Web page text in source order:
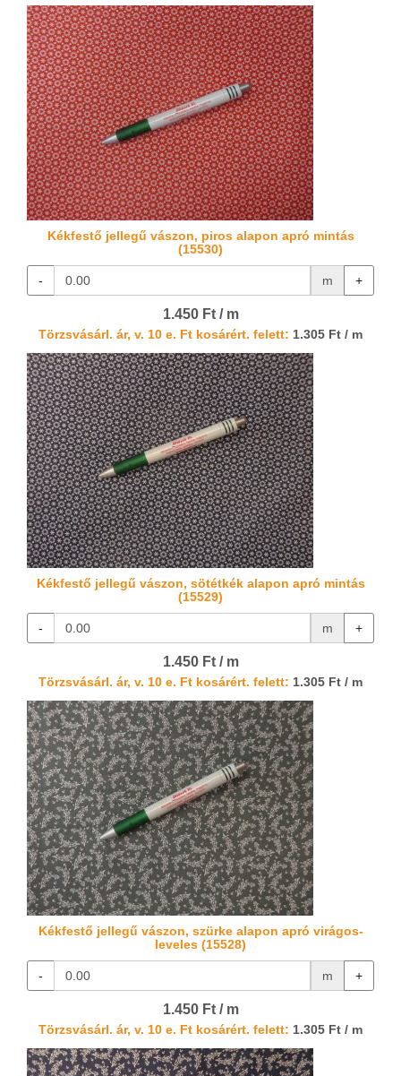
Kékfestő jellegű vászon, piros alapon apró mintás
(15530)
- m +
1.450 Ft / m
Törzsvásárl. ár, v. 10 e. Ft kosárért. felett: 1.305 Ft / m
Kékfestő jellegű vászon, sötétkék alapon apró mintás
(15529)
- m +
1.450 Ft / m
Törzsvásárl. ár, v. 10 e. Ft kosárért. felett: 1.305 Ft / m
Kékfestő jellegű vászon, szürke alapon apró virágos-
leveles (15528)
- m +
1.450 Ft / m
Törzsvásárl. ár, v. 10 e. Ft kosárért. felett: 1.305 Ft / m